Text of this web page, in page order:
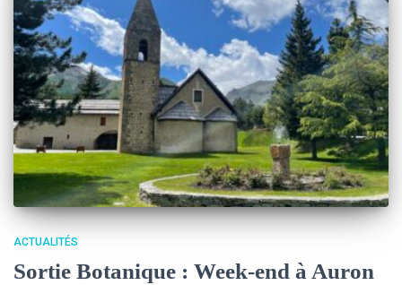
ACTUALITÉS
Sortie Botanique : Week-end à Auron